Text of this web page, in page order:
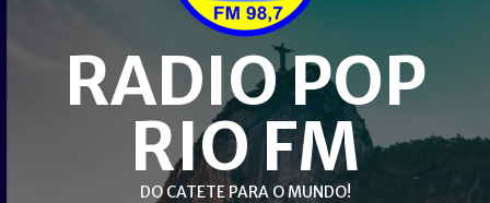
RADIO POP
RIO FM
DO CATETE PARA O MUNDO!